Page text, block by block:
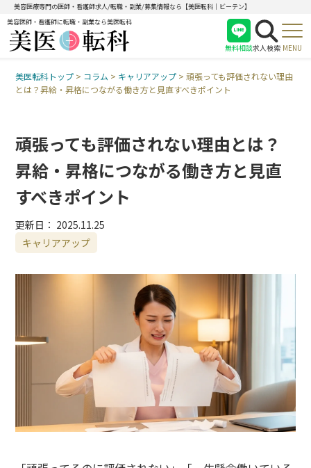
美容医療専門の医師・看護師求人/転職・副業/募集情報なら【美医転科｜ビーテン】
美容医師・看護師に転職・副業なら美医転科
無料相談
医師
求人検索 MENU
美医転科トップ > コラム > キャリアアップ >頑張っても評価されない理由
とは？昇給・昇格につながる働き方と見直すべきポイント
頑張っても評価されない理由とは？
昇給・昇格につながる働き方と見直
すべきポイント
更新日： 2025.11.25
キャリアアップ